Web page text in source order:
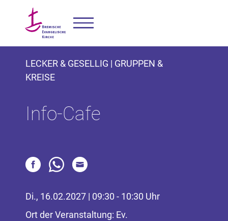
LECKER & GESELLIG | GRUPPEN &
KREISE
Info-Cafe
Di., 16.02.2027 | 09:30 - 10:30 Uhr
Ort der Veranstaltung: Ev.